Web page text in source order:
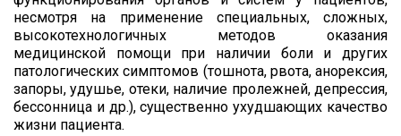
несмотря на применение специальных, сложных,
высокотехнологичных методов оказания
медицинской помощи при наличии боли и других
патологических симптомов (тошнота, рвота, анорексия,
запоры, удушье, отеки, наличие пролежней, депрессия,
бессонница и др.), существенно ухудшающих качество
жизни пациента.